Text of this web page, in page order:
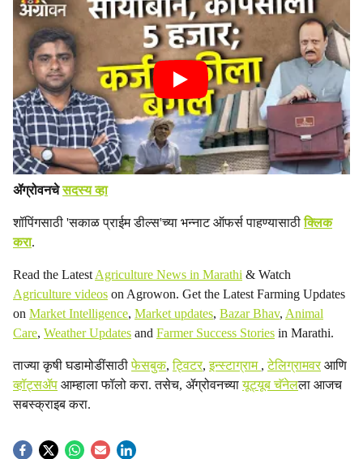
ॲग्रोवनचेसदस्य व्हा
शॉपिंगसाठी 'सकाळ प्राईम डील्स'च्या भन्नाट ऑफर्स पाहण्यासाठीक्लिक
करा.
Read the Latest Agriculture News in Marathi & Watch
Agriculture videos on Agrowon. Get the Latest Farming Updates
on Market Intelligence, Market updates, Bazar Bhav, Animal
Care, Weather Updates and Farmer Success Stories in Marathi.
ताज्या कृषी घडामोडींसाठीफेसबुक,ट्विटर,इन्स्टाग्राम ,टेलिग्रामवरआणि
व्हॉट्सॲप आम्हाला फॉलो करा. तसेच, ॲग्रोवनच्यायूट्यूब चॅनेलला आजच
सबस्क्राइब करा.